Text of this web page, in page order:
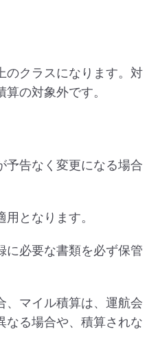
のクラスになります。対
の対象外です。
予告なく変更になる場合
となります。
に必要な書類を必ず保管
、マイル積算は、運航会
なる場合や、積算されな